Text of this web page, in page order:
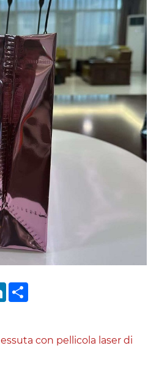
LinkedIn
con pellicola laser di